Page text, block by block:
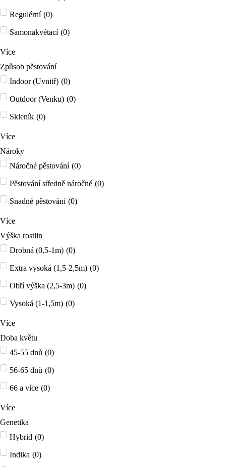
Regulérní (0)
Samonakvétací (0)
Více
Způsob pěstování
Indoor (Uvnitř) (0)
Outdoor (Venku) (0)
Skleník (0)
Více
Nároky
Náročné pěstování (0)
Pěstování středně náročné (0)
Snadné pěstování (0)
Více
Výška rostlin
Drobná (0,5-1m) (0)
Extra vysoká (1,5-2,5m) (0)
Obří výška (2,5-3m) (0)
Vysoká (1-1,5m) (0)
Více
Doba květu
45-55 dnů (0)
56-65 dnů (0)
66 a více (0)
Více
Genetika
Hybrid (0)
Indika (0)